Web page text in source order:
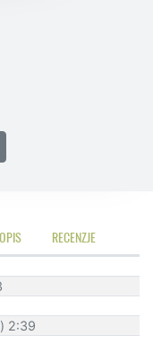
OPIS RECENZJE
2:39